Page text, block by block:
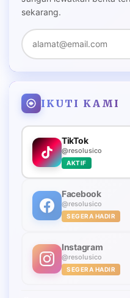
sekarang.
IKUTI KAMI
TikTok
@resolusico
AKTIF
Facebook
@resolusico
SEGERA HADIR
Instagram
@resolusico
SEGERA HADIR